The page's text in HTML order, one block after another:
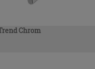
Chrom